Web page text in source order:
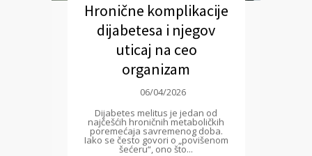
Hronične komplikacije
dijabetesa i njegov
uticaj na ceo
organizam
06/04/2026
Dijabetes melitus je jedan od
najčešćih hroničnih metaboličkih
poremećaja savremenog doba.
Iako se često govori o „povišenom
šećeru“, ono što...